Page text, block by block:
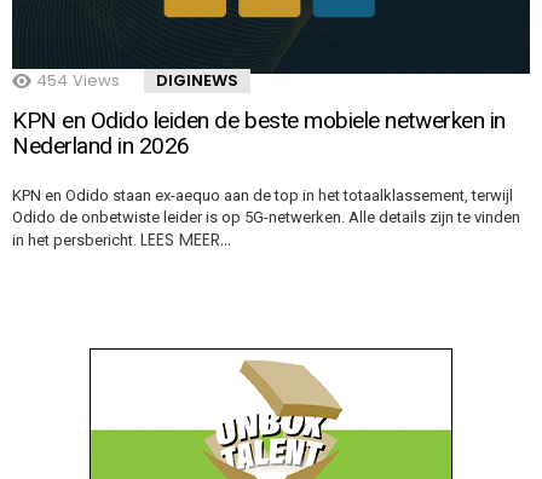
454 Views DIGINEWS
KPN en Odido leiden de beste mobiele netwerken in
Nederland in 2026
KPN en Odido staan ex-aequo aan de top in het totaalklassement, terwijl
Odido de onbetwiste leider is op 5G-netwerken. Alle details zijn te vinden
in het persbericht. LEES MEER…